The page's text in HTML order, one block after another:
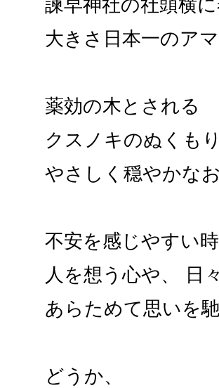
諫早神社の社頭横
大きさ日本一のア
薬効の木とされる
クスノキのぬくも
やさしく穏やかな
不安を感じやすい
人を想う心や、 日
あらためて思いを馳
どうか、